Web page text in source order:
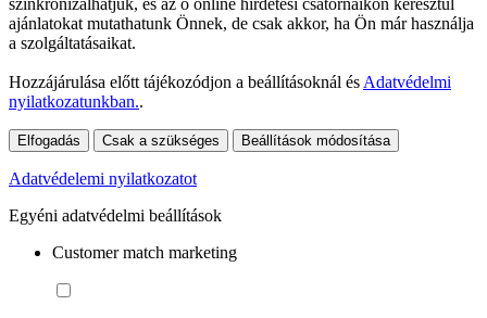
szinkronizálhatjuk, és az ő online hirdetési csatornáikon keresztül
ajánlatokat mutathatunk Önnek, de csak akkor, ha Ön már használja
a szolgáltatásaikat.
Hozzájárulása előtt tájékozódjon a beállításoknál és Adatvédelmi
nyilatkozatunkban..
Elfogadás Csak a szükséges Beállítások módosítása
Adatvédelemi nyilatkozatot
Egyéni adatvédelmi beállítások
Customer match marketing